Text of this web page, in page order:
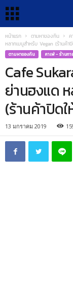
หน้าแรก ตามหาของกิน
หลากเมนูสำหรับ Vegan (ร้านค้า
ตามหาของกิน คาเฟ่ - ร้านก
Cafe
ย่านฮงแด
(ร้านค้าปิด
13 มกราคม 2019